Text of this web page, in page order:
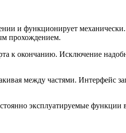
и функционирует
прохождением.
к окончанию. Исключение
между частями. Интерфейс
эксплуатируемые функции